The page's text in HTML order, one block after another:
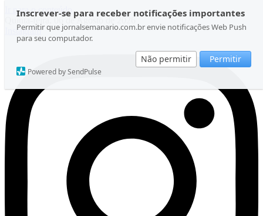
Inscrever-se para receber notificações importantes
Permitir que jornalsemanario.com.br envie notificações Web Push
para seu computador.
Não permitir Permitir
Powered by SendPulse
Ir para o conteúdo
Quinta-feira, 06 de Agosto de 2026
Instagram